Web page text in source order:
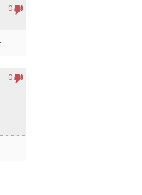
0
0